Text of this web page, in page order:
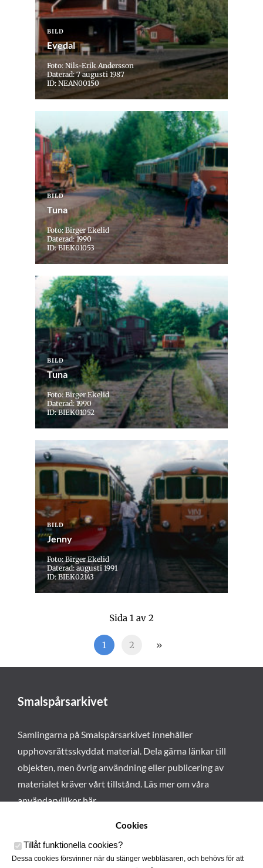
BILD
Evedal
Foto: Nils-Erik Andersson
Daterad: 7 augusti 1987
ID: NEAN00150
BILD
Tuna
Foto: Birger Ekelid
Daterad: 1990
ID: BIEK01053
BILD
Tuna
Foto: Birger Ekelid
Daterad: 1990
ID: BIEK01052
BILD
Jenny
Foto: Birger Ekelid
Daterad: augusti 1991
ID: BIEK02143
Sida 1 av 2
1 2 »
Smalspårsarkivet
Samlingarna på Smalspårsarkivet innehåller
upphovsrättsskyddat material. Dela gärna länkar till
objekten, men övrig användning eller publicering av
materialet kräver vårt tillstånd. Läs mer om våra
användarvillkor här.
Cookies
Tillåt funktionella cookies?
Dessa cookies försvinner när du stänger webbläsaren, och behövs för att